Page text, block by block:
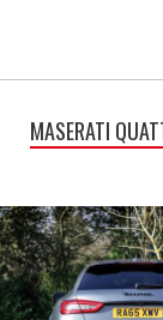
MASERATI